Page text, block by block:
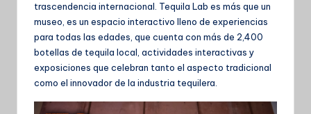
trascendencia internacional. Tequila Lab es más que un
museo, es un espacio interactivo lleno de experiencias
para todas las edades, que cuenta con más de 2,400
botellas de tequila local, actividades interactivas y
exposiciones que celebran tanto el aspecto tradicional
como el innovador de la industria tequilera.